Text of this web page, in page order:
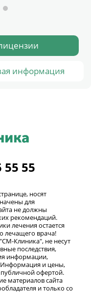
информация
55 55
носят
для
не должны
рекомендаций.
лечения остается
лечащего врача!
Клиника", не несут
последствия,
информации,
Информация и цены,
публичной офертой.
материалов сайта
и только со